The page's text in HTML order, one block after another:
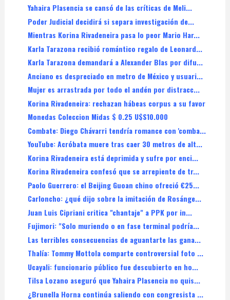
Yahaira Plasencia se cansó de las críticas de Meli...
Poder Judicial decidirá si separa investigación de...
Mientras Korina Rivadeneira pasa lo peor Mario Har...
Karla Tarazona recibió romántico regalo de Leonard...
Karla Tarazona demandará a Alexander Blas por difu...
Anciano es despreciado en metro de México y usuari...
Mujer es arrastrada por todo el andén por distracc...
Korina Rivadeneira: rechazan hábeas corpus a su favor
Monedas Coleccion Midas $ 0.25 U$S10.000
Combate: Diego Chávarri tendría romance con 'comba...
YouTube: Acróbata muere tras caer 30 metros de alt...
Korina Rivadeneira está deprimida y sufre por enci...
Korina Rivadeneira confesó que se arrepiente de tr...
Paolo Guerrero: el Beijing Guoan chino ofreció €25...
Carloncho: ¿qué dijo sobre la imitación de Rosánge...
Juan Luis Cipriani critica "chantaje" a PPK por in...
Fujimori: "Solo muriendo o en fase terminal podría...
Las terribles consecuencias de aguantarte las gana...
Thalía: Tommy Mottola comparte controversial foto ...
Ucayali: funcionario público fue descubierto en ho...
Tilsa Lozano aseguró que Yahaira Plasencia no quis...
¿Brunella Horna continúa saliendo con congresista ...